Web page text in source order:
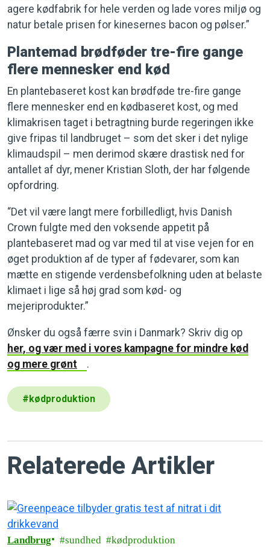
agere kødfabrik for hele verden og lade vores miljø og
natur betale prisen for kinesernes bacon og pølser.”
Plantemad brødføder tre-fire gange
flere mennesker end kød
En plantebaseret kost kan brødføde tre-fire gange
flere mennesker end en kødbaseret kost, og med
klimakrisen taget i betragtning burde regeringen ikke
give fripas til landbruget – som det sker i det nylige
klimaudspil – men derimod skære drastisk ned for
antallet af dyr, mener Kristian Sloth, der har følgende
opfordring.
“Det vil være langt mere forbilledligt, hvis Danish
Crown fulgte med den voksende appetit på
plantebaseret mad og var med til at vise vejen for en
øget produktion af de typer af fødevarer, som kan
mætte en stigende verdensbefolkning uden at belaste
klimaet i lige så høj grad som kød- og
mejeriprodukter.”
Ønsker du også færre svin i Danmark? Skriv dig op
her, og vær med i vores kampagne for mindre kød
og mere grønt
.
#kødproduktion
Relaterede Artikler
Landbrug sundhed kødproduktion